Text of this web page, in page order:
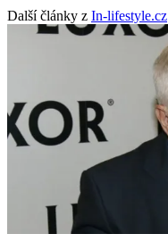
Další články z In-lifestyle.cz